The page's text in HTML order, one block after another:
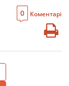
0 Коментарі